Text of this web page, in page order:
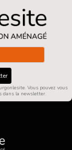
Vous pouvez vous
dans la newsletter.